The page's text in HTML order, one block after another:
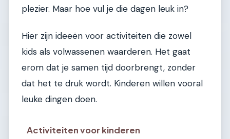
plezier. Maar hoe vul je die dagen leuk in?
Hier zijn ideeën voor activiteiten die zowel
kids als volwassenen waarderen. Het gaat
erom dat je samen tijd doorbrengt, zonder
dat het te druk wordt. Kinderen willen vooral
leuke dingen doen.
Activiteiten voor kinderen